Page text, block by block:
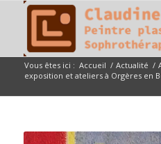
Vous êtes ici : Accueil / Actualité /
exposition et ateliers à Orgères en